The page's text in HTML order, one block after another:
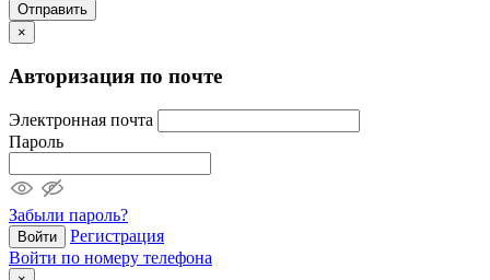
Отправить
×
Авторизация по почте
Электронная почта
Пароль
Забыли пароль?
Войти
Регистрация
Войти по номеру телефона